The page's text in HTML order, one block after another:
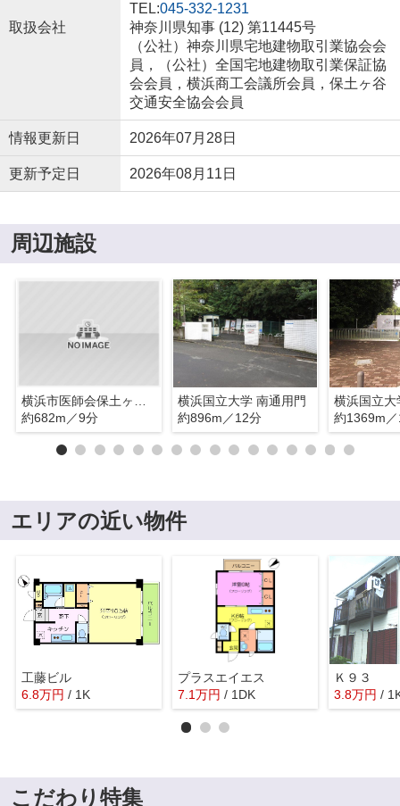
取扱会社
TEL:045-332-1231
神奈川県知事 (12) 第11445号
（公社）神奈川県宅地建物取引業協会会
員，（公社）全国宅地建物取引業保証協
会会員，横浜商工会議所会員，保土ヶ谷
交通安全協会会員
情報更新日 2026年07月28日
更新予定日 2026年08月11日
周辺施設
約682m／9分
横浜国立大学 南通用門
約896m／12分
横浜国立大
約1369m
エリアの近い物件
工藤ビル
6.8万円 / 1K
プラスエイエス
7.1万円 / 1DK
Ｋ９３
3.8万円 /
こだわり特集